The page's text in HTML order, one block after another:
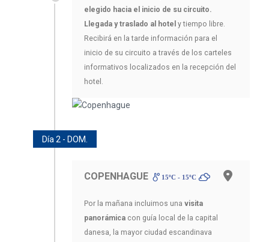
elegido hacia el inicio de su circuito.
Llegada y traslado al hotel y tiempo libre.
Recibirá en la tarde información para el
inicio de su circuito a través de los carteles
informativos localizados en la recepción del
hotel.
Día 2 - DOM.
COPENHAGUE 15ºC - 15ºC
Por la mañana incluimos una visita
panorámica con guía local de la capital
danesa, la mayor ciudad escandinava